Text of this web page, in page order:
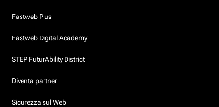
Fastweb Plus
Fastweb Digital Academy
STEP FuturAbility District
Diventa partner
Sicurezza sul Web